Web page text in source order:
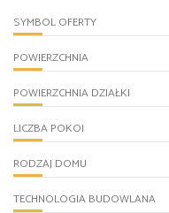
SYMBOL OFERTY
POWIERZCHNIA
POWIERZCHNIA DZIAŁKI
LICZBA POKOI
RODZAJ DOMU
TECHNOLOGIA BUDOWLANA